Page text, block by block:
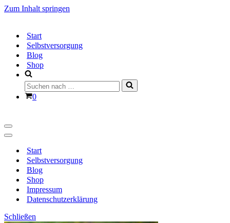
Zum Inhalt springen
Start
Selbstversorgung
Blog
Shop
Suchen
nach …
Warenkorb
0
Navigationsmenü
Navigationsmenü
Start
Selbstversorgung
Blog
Shop
Impressum
Datenschutzerklärung
Schließen